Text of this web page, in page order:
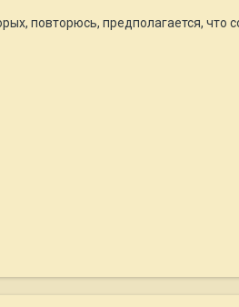
повторюсь, предполагается, что